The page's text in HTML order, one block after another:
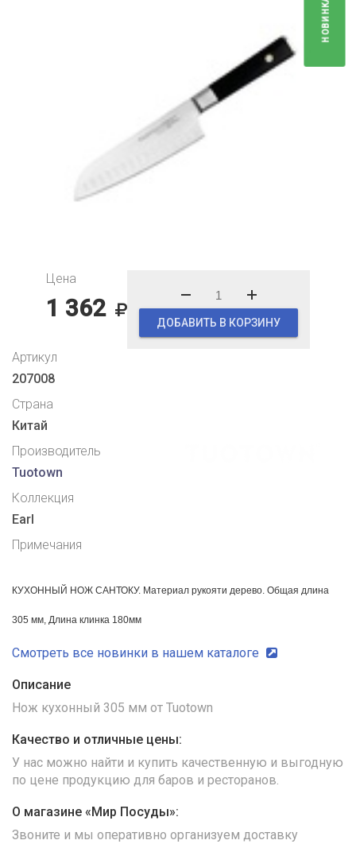
НОВИНКА
Цена
1 362
ДОБАВИТЬ В КОРЗИНУ
Артикул
207008
Страна
Китай
Производитель
Tuotown
Коллекция
Earl
Примечания
КУХОННЫЙ НОЖ САНТОКУ. Материал рукояти дерево. Общая длина
305 мм, Длина клинка 180мм
Смотреть все новинки в нашем каталоге
Описание
Нож кухонный 305 мм от Tuotown
Качество и отличные цены:
У нас можно найти и купить качественную и выгодную
по цене продукцию для баров и ресторанов.
О магазине «Мир Посуды»:
Звоните и мы оперативно организуем доставку